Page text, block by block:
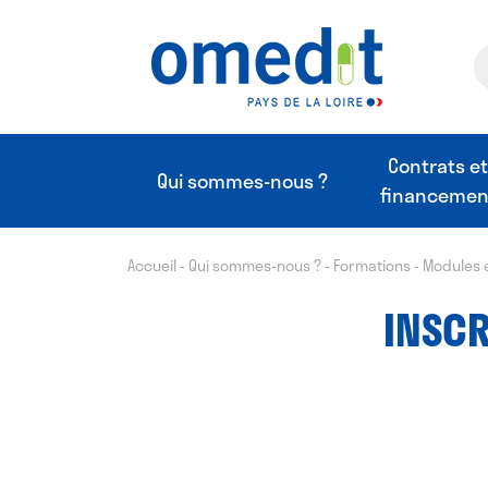
Qui sommes-nous ?
Contrats et
Accueil - Qui sommes-nous ?- Formations- Modules